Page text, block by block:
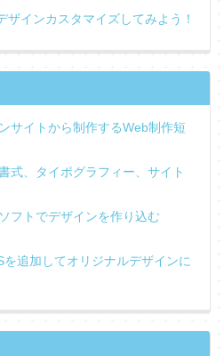
インカスタマイズしてみよう！
サイトから制作するWeb制作短
式、タイポグラフィー、サイト
フトでデザインを作り込む
追加してオリジナルデザインに